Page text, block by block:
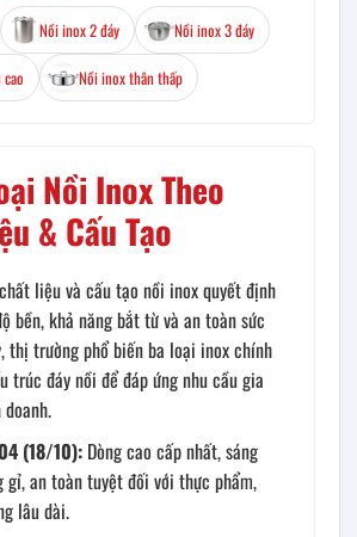
Nồi inox 2 đáy
Nồi inox 3 đáy
Nồi inox thân thấp
Nồi Inox Theo
& Cấu Tạo
liệu và cấu tạo nồi inox quyết định
bền, khả năng bắt từ và an toàn sức
thị trường phổ biến ba loại inox chính
trúc đáy nồi để đáp ứng nhu cầu gia
(18/10): Dòng cao cấp nhất, sáng
gỉ, an toàn tuyệt đối với thực phẩm,
lâu dài.